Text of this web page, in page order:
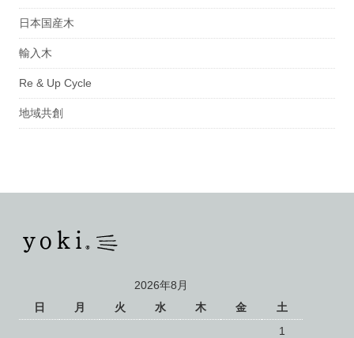
日本国産木
輸入木
Re & Up Cycle
地域共創
2026年8月
日
月 火 水 木 金
土
1